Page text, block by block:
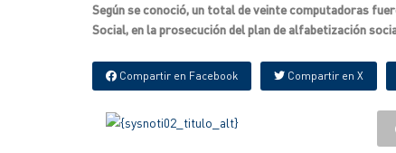
Según se conoció, un total de veinte computadoras
Social, en la prosecución del plan de alfabetización
Compartir en Facebook Compartir en X